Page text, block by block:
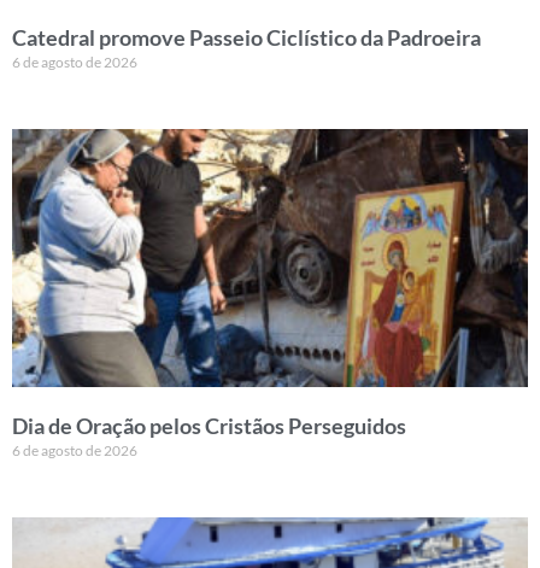
Catedral promove Passeio Ciclístico da Padroeira
6 de agosto de 2026
Dia de Oração pelos Cristãos Perseguidos
6 de agosto de 2026